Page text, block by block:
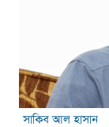
সাকিব আল হাসান